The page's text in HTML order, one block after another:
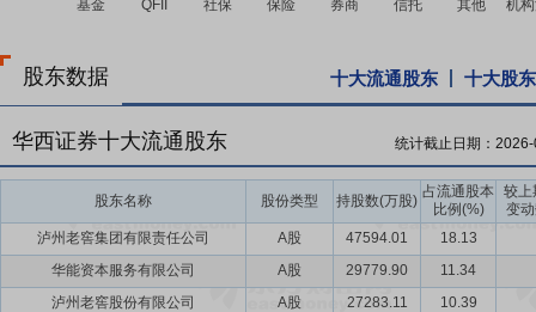
股东数据 十大流通股东 十大股东
华西证券十大流通股东 统计截止日期：
股东名称 股份类型 持股数(万股)
占流通股本
比例(%)
较上
变
泸州老窖集团有限责任公司
A股 47594.01
18.13
华能资本服务有限公司
A股 29779.90
11.34
泸州老窖股份有限公司
A股 27283.11
10.39